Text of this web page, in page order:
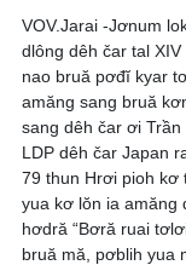
VOV.Jarai -Jơnum
dlông dêh čar tal
nao bruă pơđĭ kyar
amăng sang bruă
sang dêh čar ơi
LDP dêh čar Japan
79 thun Hrơi pioh
yua kơ lŏn ia amăng
hơdră “Bơră ruai
bruă mă, pơblih yua